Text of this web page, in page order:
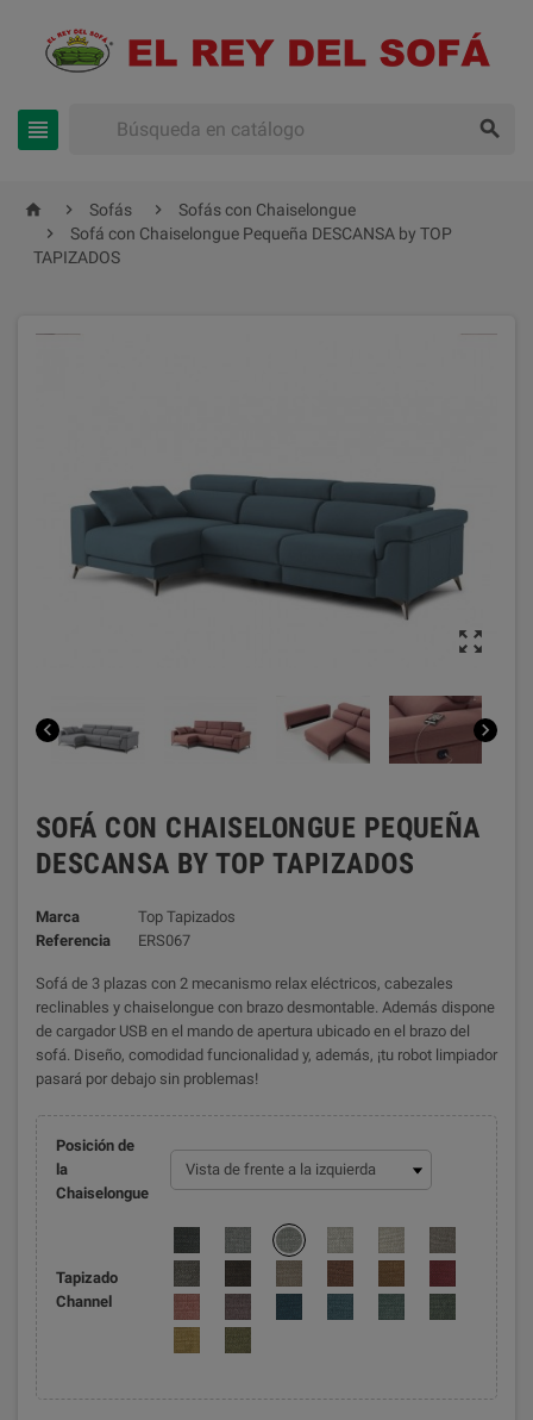
 
  Sofás 
Sofás con Chaiselongue

Sofá con Chaiselongue Pequeña DESCANSA by TOP
TAPIZADOS

 
SOFÁ CON CHAISELONGUE PEQUEÑA
DESCANSA BY TOP TAPIZADOS
Marca
Top Tapizados
Referencia
ERS067
Sofá de 3 plazas con 2 mecanismo relax eléctricos, cabezales
reclinables y chaiselongue con brazo desmontable. Además dispone
de cargador USB en el mando de apertura ubicado en el brazo del
sofá. Diseño, comodidad funcionalidad y, además, ¡tu robot limpiador
pasará por debajo sin problemas!
Posición de
la
Chaiselongue
Tapizado
Channel